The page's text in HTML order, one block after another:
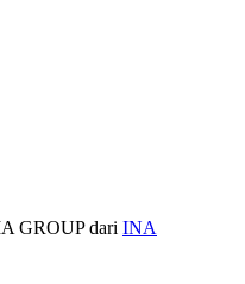
GROUP dari INA